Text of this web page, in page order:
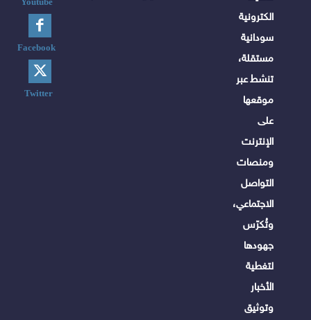
الكترونية
سودانية
مستقلة،
تنشط عبر
موقعها
على
الإنترنت
ومنصات
التواصل
الاجتماعي،
وتُكرّس
جهودها
لتغطية
الأخبار
وتوثيق
Facebook
Twitter